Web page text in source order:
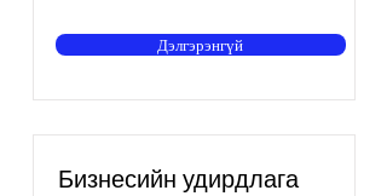
Дэлгэрэнгүй
Бизнесийн удирдлага